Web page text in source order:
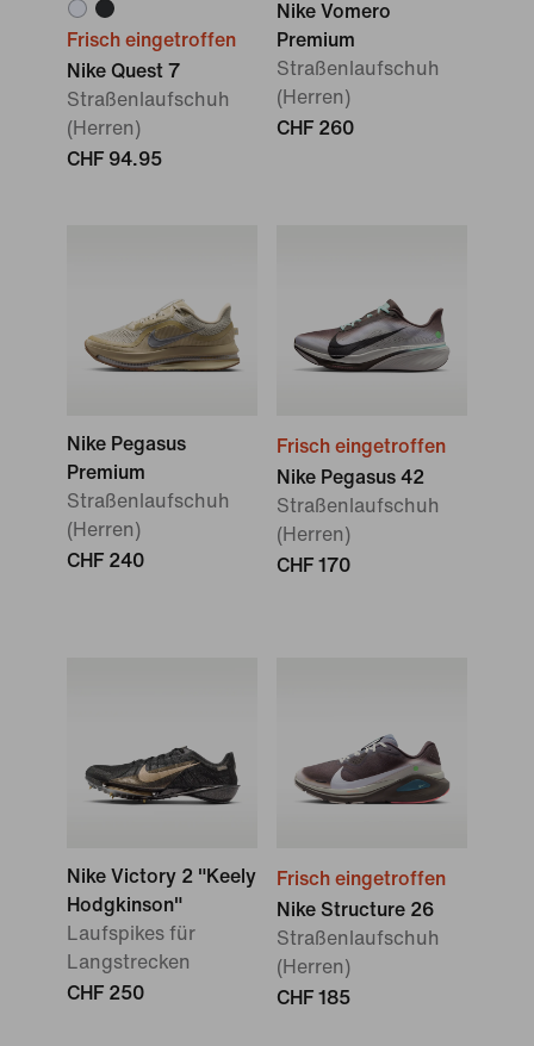
Frisch eingetroffen
Nike Quest 7
Straßenlaufschuh
(Herren)
CHF 94.95
Nike Vomero
Premium
Straßenlaufschuh
(Herren)
CHF 260
Nike Pegasus
Premium
Straßenlaufschuh
(Herren)
CHF 240
Frisch eingetroffen
Nike Pegasus 42
Straßenlaufschuh
(Herren)
CHF 170
Nike Victory 2 "Keely
Hodgkinson"
Laufspikes für
Langstrecken
CHF 250
Frisch eingetroffen
Nike Structure 26
Straßenlaufschuh
(Herren)
CHF 185